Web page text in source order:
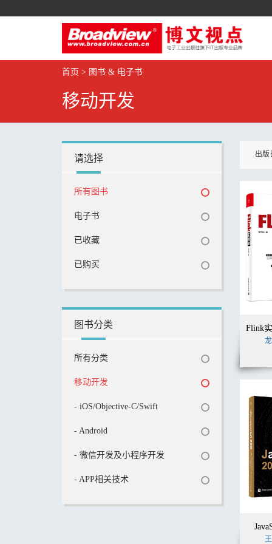
首页 > 图书 & 电子书
移动开发
请选择
所有图书
电子书
已收藏
已购买
图书分类
所有分类
移动开发
- iOS/Objective-C/Swift
- Android
- 微信开发及小程序开发
- APP相关技术
出版